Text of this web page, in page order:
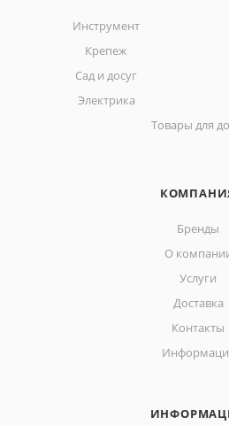
Инструмент
Крепеж
Сад и досуг
Электрика
Товары для
Бренды
О
Услуги
Доставка
Контакты